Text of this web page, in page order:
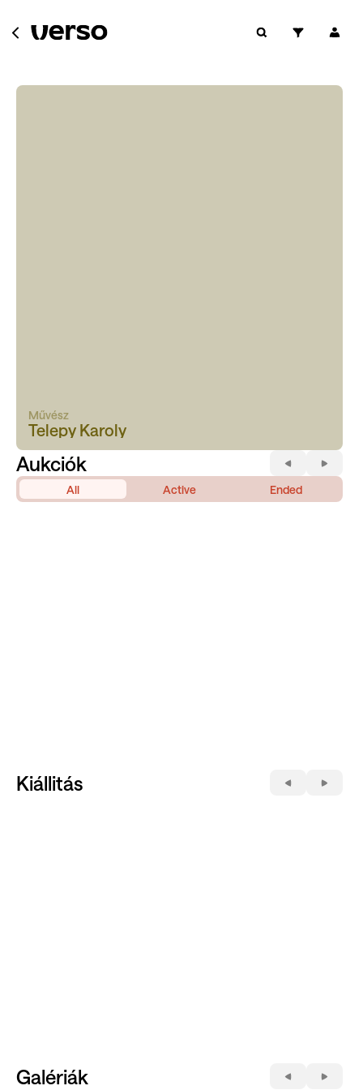
Művész
Telepy Karoly
Aukciók
All Active Ended
Kiállitás
Galériák